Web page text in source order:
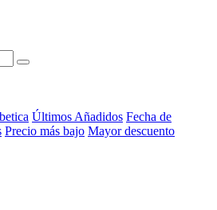
Últimos Añadidos Fecha de
Precio más bajo Mayor descuento